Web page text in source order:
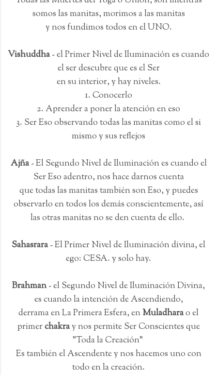
somos las manitas, morimos a las manitas
y nos fundimos todos en el UNO.
Vishuddha- el Primer Nivel de Iluminación es cuando
el ser descubre que es el Ser
en su interior, y hay niveles.
1. Conocerlo
2. Aprender a poner la atención en eso
3. Ser Eso observando todas las manitas como el si
mismo y sus reflejos
Ajña- El Segundo Nivel de Iluminación es cuando el
Ser Eso adentro, nos hace darnos cuenta
que todas las manitas también son Eso, y puedes
observarlo en todos los demás conscientemente, así
las otras manitas no se den cuenta de ello.
Sahasrara- El Primer Nivel de Iluminación divina, el
ego: CESA. y solo hay.
Brahman- el Segundo Nivel de Iluminación Divina,
es cuando la intención de Ascendiendo,
derrama en La Primera Esfera, enMuladharao el
primerchakray nos permite Ser Conscientes que
"Toda la Creación"
Es también el Ascendente y nos hacemos uno con
todo en la creación.